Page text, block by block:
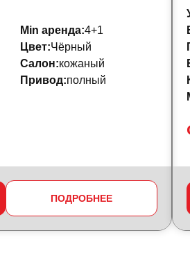
Min аренда:4+1
Цвет:Чёрный
Салон:кожаный
Привод:полный
ПОДРОБНЕЕ